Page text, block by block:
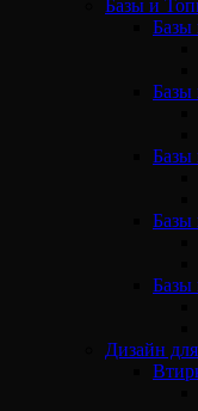
Базы и
Базы
Базы
Базы
Базы
Дизайн